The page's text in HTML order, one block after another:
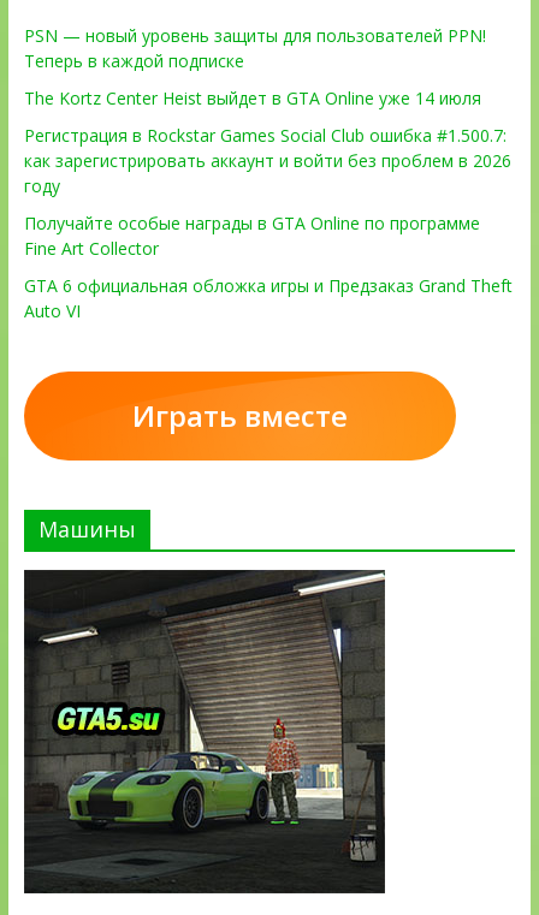
PSN — новый уровень защиты для пользователей PPN!
Теперь в каждой подписке
The Kortz Center Heist выйдет в GTA Online уже 14 июля
Регистрация в Rockstar Games Social Club ошибка #1.500.7:
как зарегистрировать аккаунт и войти без проблем в 2026
году
Получайте особые награды в GTA Online по программе
Fine Art Collector
GTA 6 официальная обложка игры и Предзаказ Grand Theft
Auto VI
Играть вместе
Машины